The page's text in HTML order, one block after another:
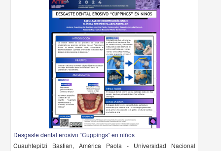
Desgaste dental erosivo “Cuppings” en niños
Cuauhtepitzi Bastian, América Paola - Universidad Nacional